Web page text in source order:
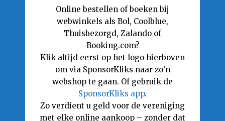
Online bestellen of boeken bij
webwinkels als Bol, Coolblue,
Thuisbezorgd, Zalando of
Booking.com?
Klik altijd eerst op het logo hierboven
om via SponsorKliks naar zo’n
webshop te gaan. Of gebruik de
SponsorKliks app.
Zo verdient u geld voor de vereniging
met elke online aankoop – zonder dat